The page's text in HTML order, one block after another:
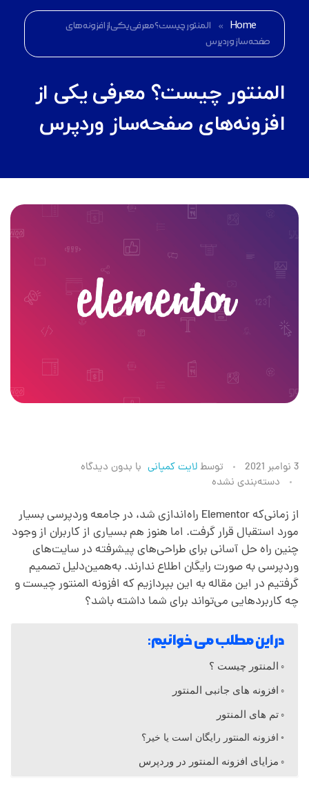
Home
»
المنتور چیست؟ معرفی یکی از افزونه‌های
صفحه‌ساز وردپرس
المنتور چیست؟ معرفی یکی از
افزونه‌های صفحه‌ساز وردپرس
ا
ل
م
ن
و
3 نوامبر 2021 توسطلایت کمپانی با بدون دیدگاه
دسته‌بندی نشده
از زمانی‌که Elementor راه‌اندازی شد، در جامعه وردپرسی بسیار
مورد استقبال قرار گرفت. اما هنوز هم بسیاری از کاربران از وجود
چنین راه‌ حل آسانی برای طراحی‌های پیشرفته در سایت‌های
وردپرسی به صورت رایگان اطلاع ندارند. به‌همین‌دلیل تصمیم
گرفتیم در این مقاله به این بپردازیم که افزونه المنتور چیست و
چه کاربردهایی می‌تواند برای شما داشته باشد؟
در این مطلب می خوانیم:
المنتور چیست ؟
افزونه های جانبی المنتو‌ر
تم های المنتور
افزونه المنتور رایگان است یا خیر؟
مزایای افزونه المنتور در وردپرس